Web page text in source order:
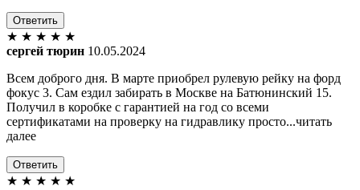
Ответить
★ ★ ★ ★ ★
сергей тюрин 10.05.2024
Всем доброго дня. В марте приобрел рулевую рейку на форд
фокус 3. Сам ездил забирать в Москве на Батюнинский 15.
Получил в коробке с гарантией на год со всеми
сертификатами на проверку на гидравлику просто...читать
далее
Ответить
★ ★ ★ ★ ★